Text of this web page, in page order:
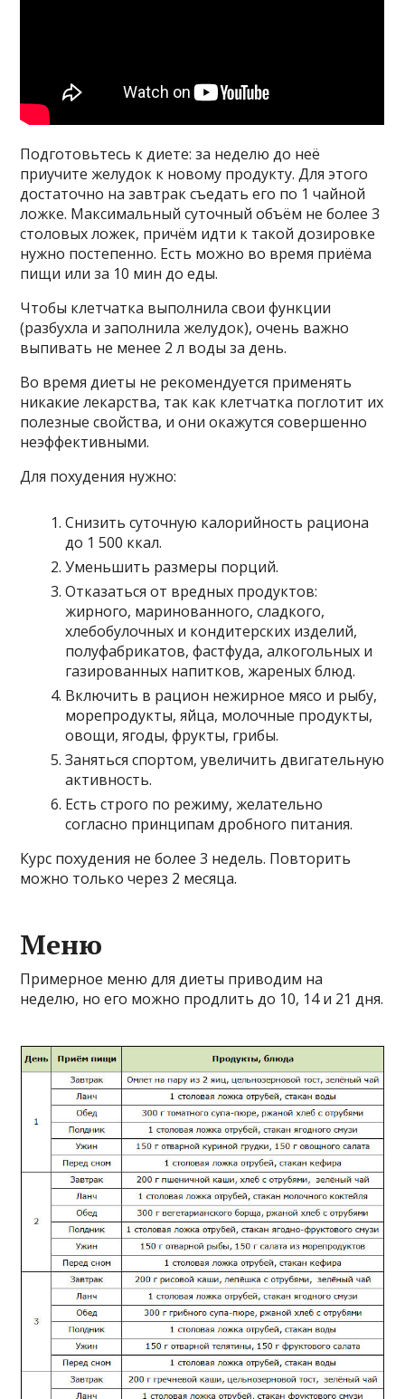
Подготовьтесь к диете: за неделю до неё
приучите желудок к новому продукту. Для этого
достаточно на завтрак съедать его по 1 чайной
ложке. Максимальный суточный объём не более 3
столовых ложек, причём идти к такой дозировке
нужно постепенно. Есть можно во время приёма
пищи или за 10 мин до еды.
Чтобы клетчатка выполнила свои функции
(разбухла и заполнила желудок), очень важно
выпивать не менее 2 л воды за день.
Во время диеты не рекомендуется применять
никакие лекарства, так как клетчатка поглотит их
полезные свойства, и они окажутся совершенно
неэффективными.
Для похудения нужно:
Снизить суточную калорийность рациона
до 1 500 ккал.
Уменьшить размеры порций.
Отказаться от вредных продуктов:
жирного, маринованного, сладкого,
хлебобулочных и кондитерских изделий,
полуфабрикатов, фастфуда, алкогольных и
газированных напитков, жареных блюд.
Включить в рацион нежирное мясо и рыбу,
морепродукты, яйца, молочные продукты,
овощи, ягоды, фрукты, грибы.
Заняться спортом, увеличить двигательную
активность.
Есть строго по режиму, желательно
согласно принципам дробного питания.
Курс похудения не более 3 недель. Повторить
можно только через 2 месяца.
Меню
Примерное меню для диеты приводим на
неделю, но его можно продлить до 10, 14 и 21 дня.